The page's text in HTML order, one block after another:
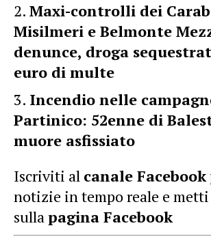
Maxi-controlli dei
Misilmeri e Belmonte
denunce, droga
euro di multe
Incendio nelle
Partinico: 52enne di
muore asfissiato
Iscriviti al canale Facebook
notizie in tempo reale e
sullapagina Facebook